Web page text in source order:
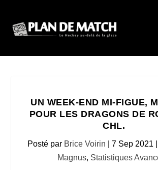
UN WEEK-END MI-FIGUE,
POUR LES DRAGONS DE
CHL.
Posté par Brice Voirin 7 Sep 2021
Magnus, Statistiques